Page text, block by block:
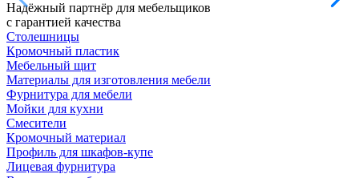
Надёжный партнёр для мебельщиков
с гарантией качества
Столешницы
Кромочный пластик
Мебельный щит
Материалы для изготовления мебели
Фурнитура для мебели
Мойки для кухни
Смесители
Кромочный материал
Профиль для шкафов‑купе
Лицевая фурнитура